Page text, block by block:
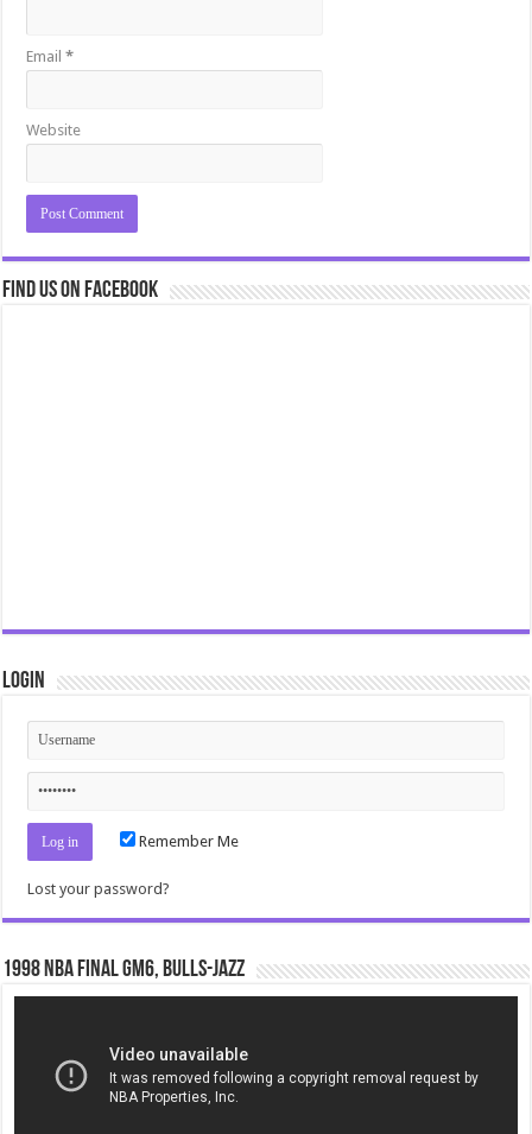
Email*
Website
Find us on Facebook
Login
Remember Me
Lost your password?
1998 NBA Final gm6, Bulls-Jazz